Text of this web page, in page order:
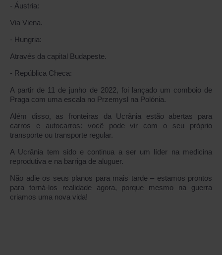
- Áustria:
Via Viena.
- Hungria:
Através da capital Budapeste.
- República Checa:
A partir de 11 de junho de 2022, foi lançado um comboio de
Praga com uma escala no Przemysl na Polónia.
Além disso, as fronteiras da Ucrânia estão abertas para
carros e autocarros: você pode vir com o seu próprio
transporte ou transporte regular.
A Ucrânia tem sido e continua a ser um líder na medicina
reprodutiva e na barriga de aluguer.
Não adie os seus planos para mais tarde – estamos prontos
para torná-los realidade agora, porque mesmo na guerra
criamos uma nova vida!